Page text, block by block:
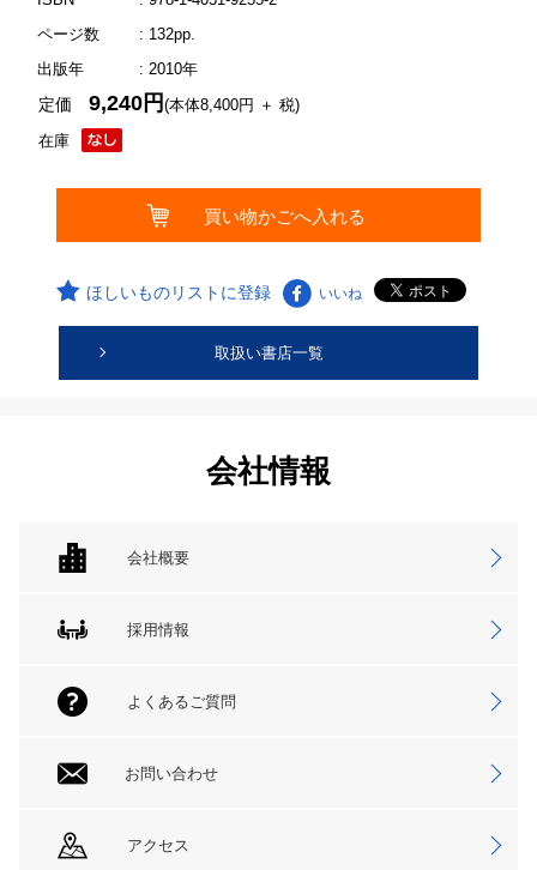
ページ数
: 132pp.
出版年
: 2010年
在庫
定価9,240円(本体8,400円 ＋ 税)
ほしいものリストに登録 いいね
取扱い書店一覧
会社情報
会社概要
採用情報
よくあるご質問
お問い合わせ
アクセス